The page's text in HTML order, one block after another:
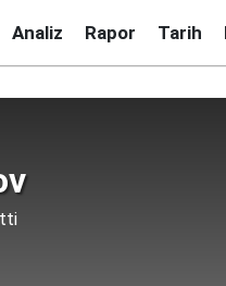
Analiz Rapor Tarih